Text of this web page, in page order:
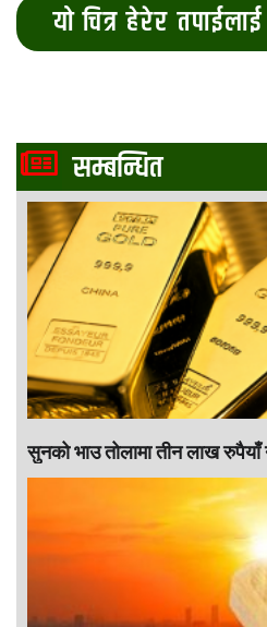
यो चित्र हेरेर
सम्बन्धित
सुनको भाउ तोलामा तीन लाख रुपैयाँ